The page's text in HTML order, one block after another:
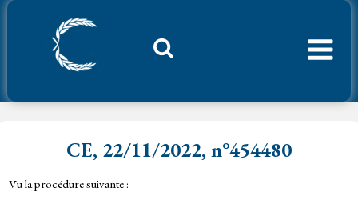
Aller
CE, 22/11/2022, n°454480
Vu la procédure suivante :